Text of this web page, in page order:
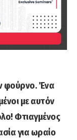
φούρνο. Ένα
με αυτόν
Φτιαγμένος
για ωραίο